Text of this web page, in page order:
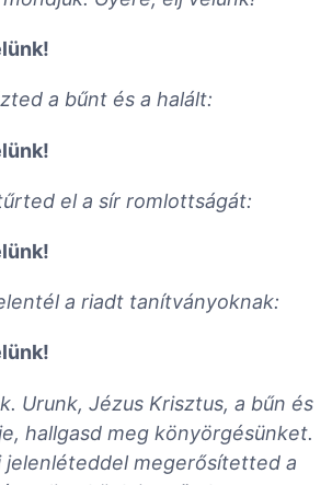
a bűnt és a halált:
el a sír romlottságát:
a riadt tanítványoknak:
Urunk, Jézus Krisztus, a bűn és
hallgasd meg könyörgésünket.
jelenléteddel megerősítetted a